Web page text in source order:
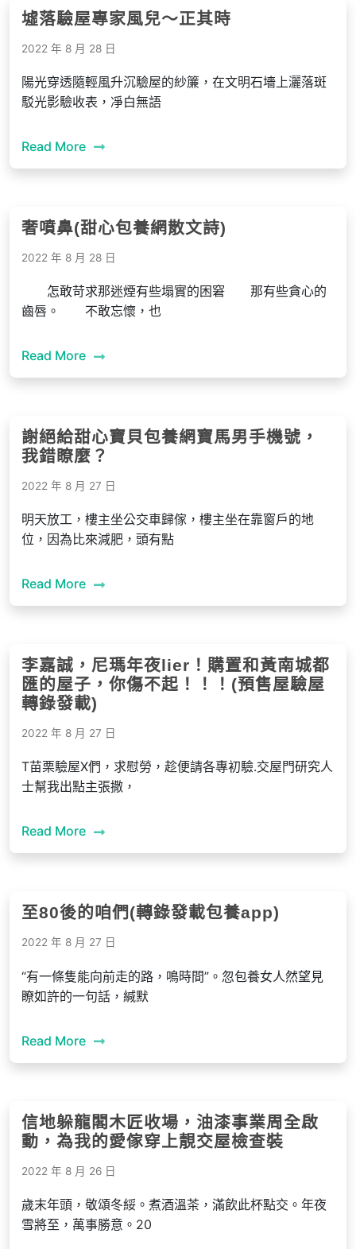
墟落驗屋專家風兒～正其時
2022 年 8 月 28 日
陽光穿透隨輕風升沉驗屋的紗簾，在文明石墻上灑落斑
駁光影驗收表，凈白無語
Read More
奢噴鼻(甜心包養網散文詩)
2022 年 8 月 28 日
怎敢苛求那迷煙有些塌實的困窘 那有些貪心的
齒唇。 不敢忘懷，也
Read More
謝絕給甜心寶貝包養網寶馬男手機號，
我錯瞭麼？
2022 年 8 月 27 日
明天放工，樓主坐公交車歸傢，樓主坐在靠窗戶的地
位，因為比來減肥，頭有點
Read More
李嘉誠，尼瑪年夜lier！購置和黃南城都
匯的屋子，你傷不起！！！(預售屋驗屋
轉錄發載)
2022 年 8 月 27 日
T苗栗驗屋X們，求慰勞，趁便請各專初驗.交屋門研究人
士幫我出點主張撒，
Read More
至80後的咱們(轉錄發載包養app)
2022 年 8 月 27 日
“有一條隻能向前走的路，鳴時間”。忽包養女人然望見
瞭如許的一句話，緘默
Read More
信地躲龍閣木匠收場，油漆事業周全啟
動，為我的愛傢穿上靚交屋檢查裝
2022 年 8 月 26 日
歲末年頭，敬頌冬綏。煮酒溫茶，滿飲此杯點交。年夜
雪將至，萬事勝意。20